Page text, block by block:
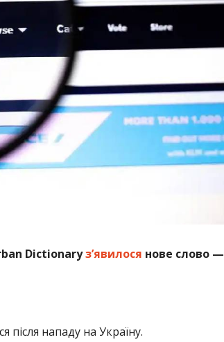
Dictionaryз’явилося нове слово —
після нападу на Україну.